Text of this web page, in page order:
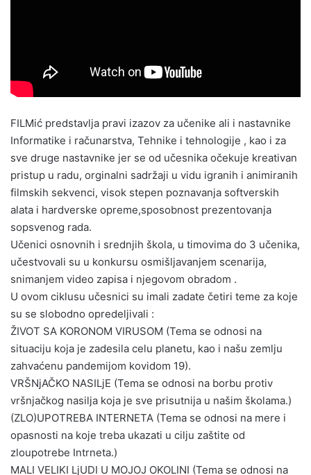
FILMić predstavlja pravi izazov za učenike ali i nastavnike
Informatike i računarstva, Tehnike i tehnologije , kao i za
sve druge nastavnike jer se od učesnika očekuje kreativan
pristup u radu, orginalni sadržaji u vidu igranih i animiranih
filmskih sekvenci, visok stepen poznavanja softverskih
alata i hardverske opreme,sposobnost prezentovanja
sopsvenog rada.
Učenici osnovnih i srednjih škola, u timovima do 3 učenika,
učestvovali su u konkursu osmišljavanjem scenarija,
snimanjem video zapisa i njegovom obradom .
U ovom ciklusu učesnici su imali zadate četiri teme za koje
su se slobodno opredeljivali :
ŽIVOT SA KORONOM VIRUSOM (Tema se odnosi na
situaciju koja je zadesila celu planetu, kao i našu zemlju
zahvaćenu pandemijom kovidom 19).
VRŠNjAČKO NASILjE (Tema se odnosi na borbu protiv
vršnjačkog nasilja koja je sve prisutnija u našim školama.)
(ZLO)UPOTREBA INTERNETA (Tema se odnosi na mere i
opasnosti na koje treba ukazati u cilju zaštite od
zloupotrebe Intrneta.)
MALI VELIKI LjUDI U MOJOJ OKOLINI (Tema se odnosi na